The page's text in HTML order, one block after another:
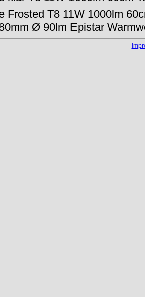
Frosted T8 11W 1000lm
Ø 90lm Epistar